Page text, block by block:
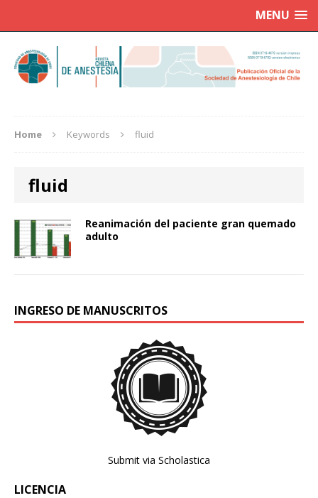
MENU
Home Keywords fluid
fluid
Reanimación del paciente gran quemado
adulto
INGRESO DE MANUSCRITOS
Submit via Scholastica
LICENCIA